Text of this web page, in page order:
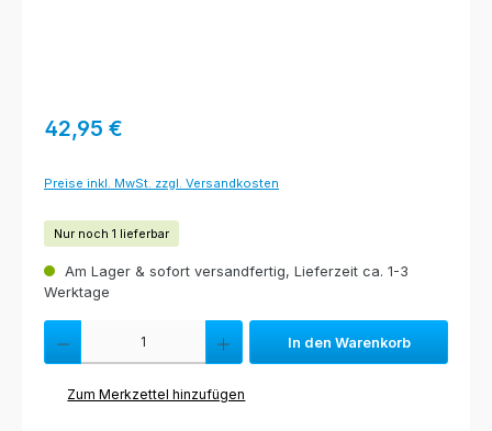
Regulärer Preis:
42,95 €
Preise inkl. MwSt. zzgl. Versandkosten
Nur noch 1 lieferbar
Am Lager & sofort versandfertig, Lieferzeit ca. 1-3
Werktage
Produkt Anzahl: Gib den gewünschten Wert ein oder benutze die
In den Warenkorb
Zum Merkzettel hinzufügen